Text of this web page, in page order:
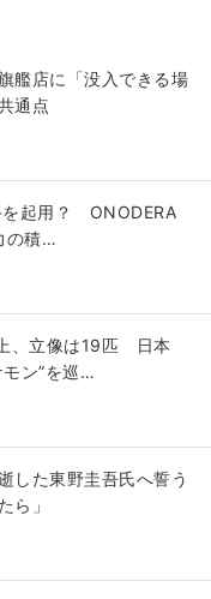
艦店に「没入できる場
通点
を起用？ ONODERA
の積…
、立像は19匹 日本
モン”を巡…
した東野圭吾氏へ誓う
ら」